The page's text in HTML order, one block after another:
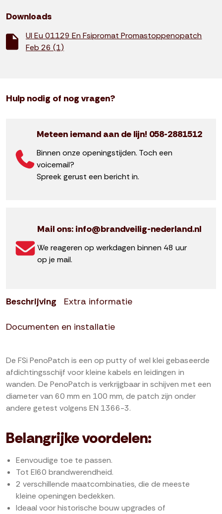
Downloads
Ul Eu 01129 En Fsipromat Promastoppenopatch
Feb 26 (1)
Hulp nodig of nog vragen?
Meteen iemand aan de lijn! 058-2881512
Binnen onze openingstijden. Toch een
voicemail?
Spreek gerust een bericht in.
Mail ons: info@brandveilig-nederland.nl
We reageren op werkdagen binnen 48 uur
op je mail.
Beschrijving Extra informatie
Documenten en installatie
De FSi PenoPatch is een op putty of wel klei gebaseerde
afdichtingsschijf voor kleine kabels en leidingen in
wanden. De PenoPatch is verkrijgbaar in schijven met een
diameter van 60 mm en 100 mm, de patch zijn onder
andere getest volgens EN 1366-3.
Belangrijke voordelen:
Eenvoudige toe te passen.
Tot EI60 brandwerendheid.
2 verschillende maatcombinaties, die de meeste
kleine openingen bedekken.
Ideaal voor historische bouw upgrades of